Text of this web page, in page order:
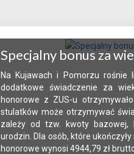
Specjalny bonus za
Na Kujawach i Pomorzu rośnie
dodatkowe świadczenie za
honorowe z ZUS-u
stulatków może otrzymywać
zależy od tzw. kwoty
urodzin. Dla osób, które
honorowe wynosi 4944,79 zł